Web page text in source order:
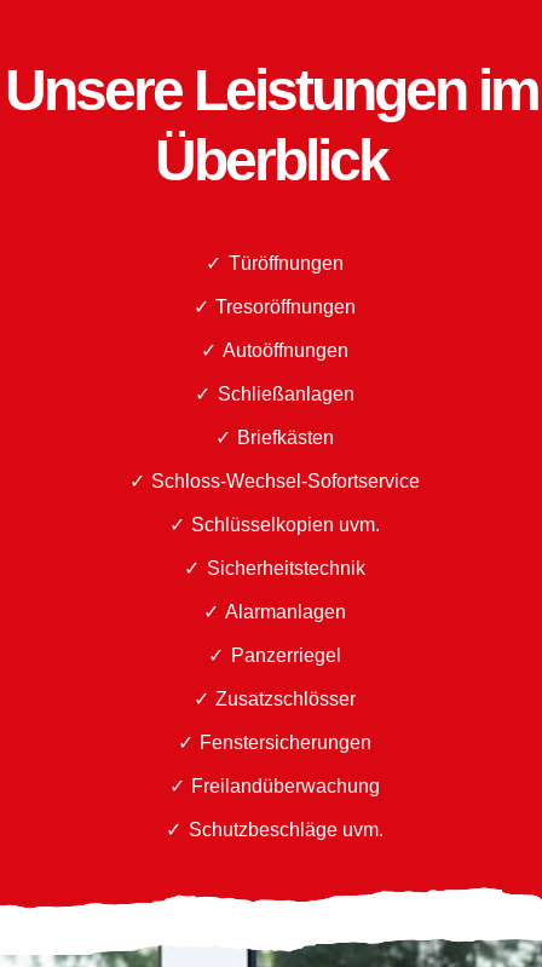
Unsere Leistungen im
Überblick
Türöffnungen
Tresoröffnungen
Autoöffnungen
Schließanlagen
Briefkästen
Schloss-Wechsel-Sofortservice
Schlüsselkopien uvm.
Sicherheitstechnik
Alarmanlagen
Panzerriegel
Zusatzschlösser
Fenstersicherungen
Freilandüberwachung
Schutzbeschläge uvm.